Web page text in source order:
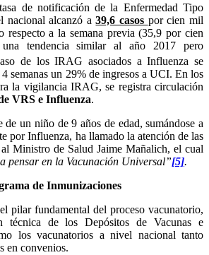
de notificación de la Enfermedad Tipo
nacional alcanzó a39,6 casos por cien mil
respecto a la semana previa (35,9 por cien
tendencia similar al año 2017 pero
de los IRAG asociados a Influenza se
semanas un 29% de ingresos a UCI. En los
la vigilancia IRAG, se registra circulación
VRS e Influenza.
de un niño de 9 años de edad, sumándose a
por Influenza, ha llamado la atención de las
Ministro de Salud Jaime Mañalich, el cual
pensar en la Vacunación Universal”[5].
de Inmunizaciones
pilar fundamental del proceso vacunatorio,
técnica de los Depósitos de Vacunas e
los vacunatorios a nivel nacional tanto
en convenios.